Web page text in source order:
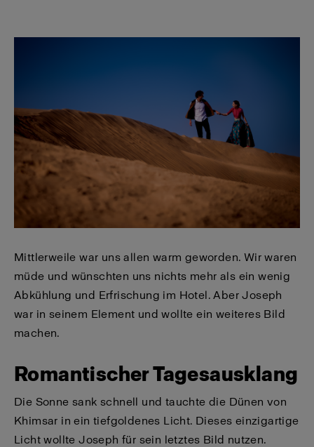
Mittlerweile war uns allen warm geworden. Wir waren
müde und wünschten uns nichts mehr als ein wenig
Abkühlung und Erfrischung im Hotel. Aber Joseph
war in seinem Element und wollte ein weiteres Bild
machen.
Romantischer Tagesausklang
Die Sonne sank schnell und tauchte die Dünen von
Khimsar in ein tiefgoldenes Licht. Dieses einzigartige
Licht wollte Joseph für sein letztes Bild nutzen.